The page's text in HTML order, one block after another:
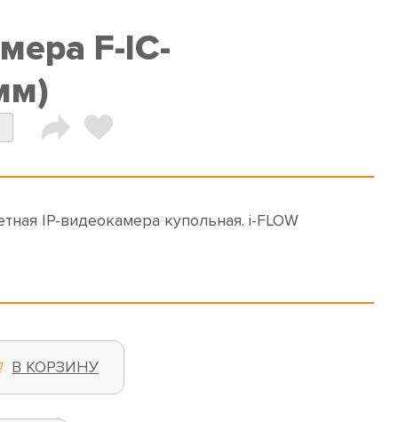
F-IC-
IP-видеокамера купольная. i-FLOW
В КОРЗИНУ